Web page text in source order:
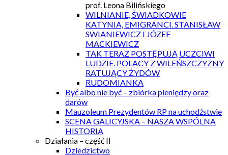
prof. Leona Bilińskiego
WILNIANIE, ŚWIADKOWIE
KATYNIA, EMIGRANCI. STANISŁAW
SWIANIEWICZ I JÓZEF
MACKIEWICZ
TAK TERAZ POSTĘPUJĄ UCZCIWI
LUDZIE. POLACY Z WILEŃSZCZYZNY
RATUJĄCY ŻYDÓW
RUDOMIANKA
Być albo nie być – zbiórka pieniędzy oraz
darów
Mauzoleum Prezydentów RP na uchodźstwie
SCENA GALICYJSKA – NASZA WSPÓLNA
HISTORIA
Działania – część II
Dziedzictwo